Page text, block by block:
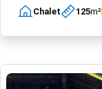
Chalet 125m²